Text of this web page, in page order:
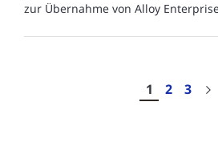
zur Übernahme von Alloy
1 2 3